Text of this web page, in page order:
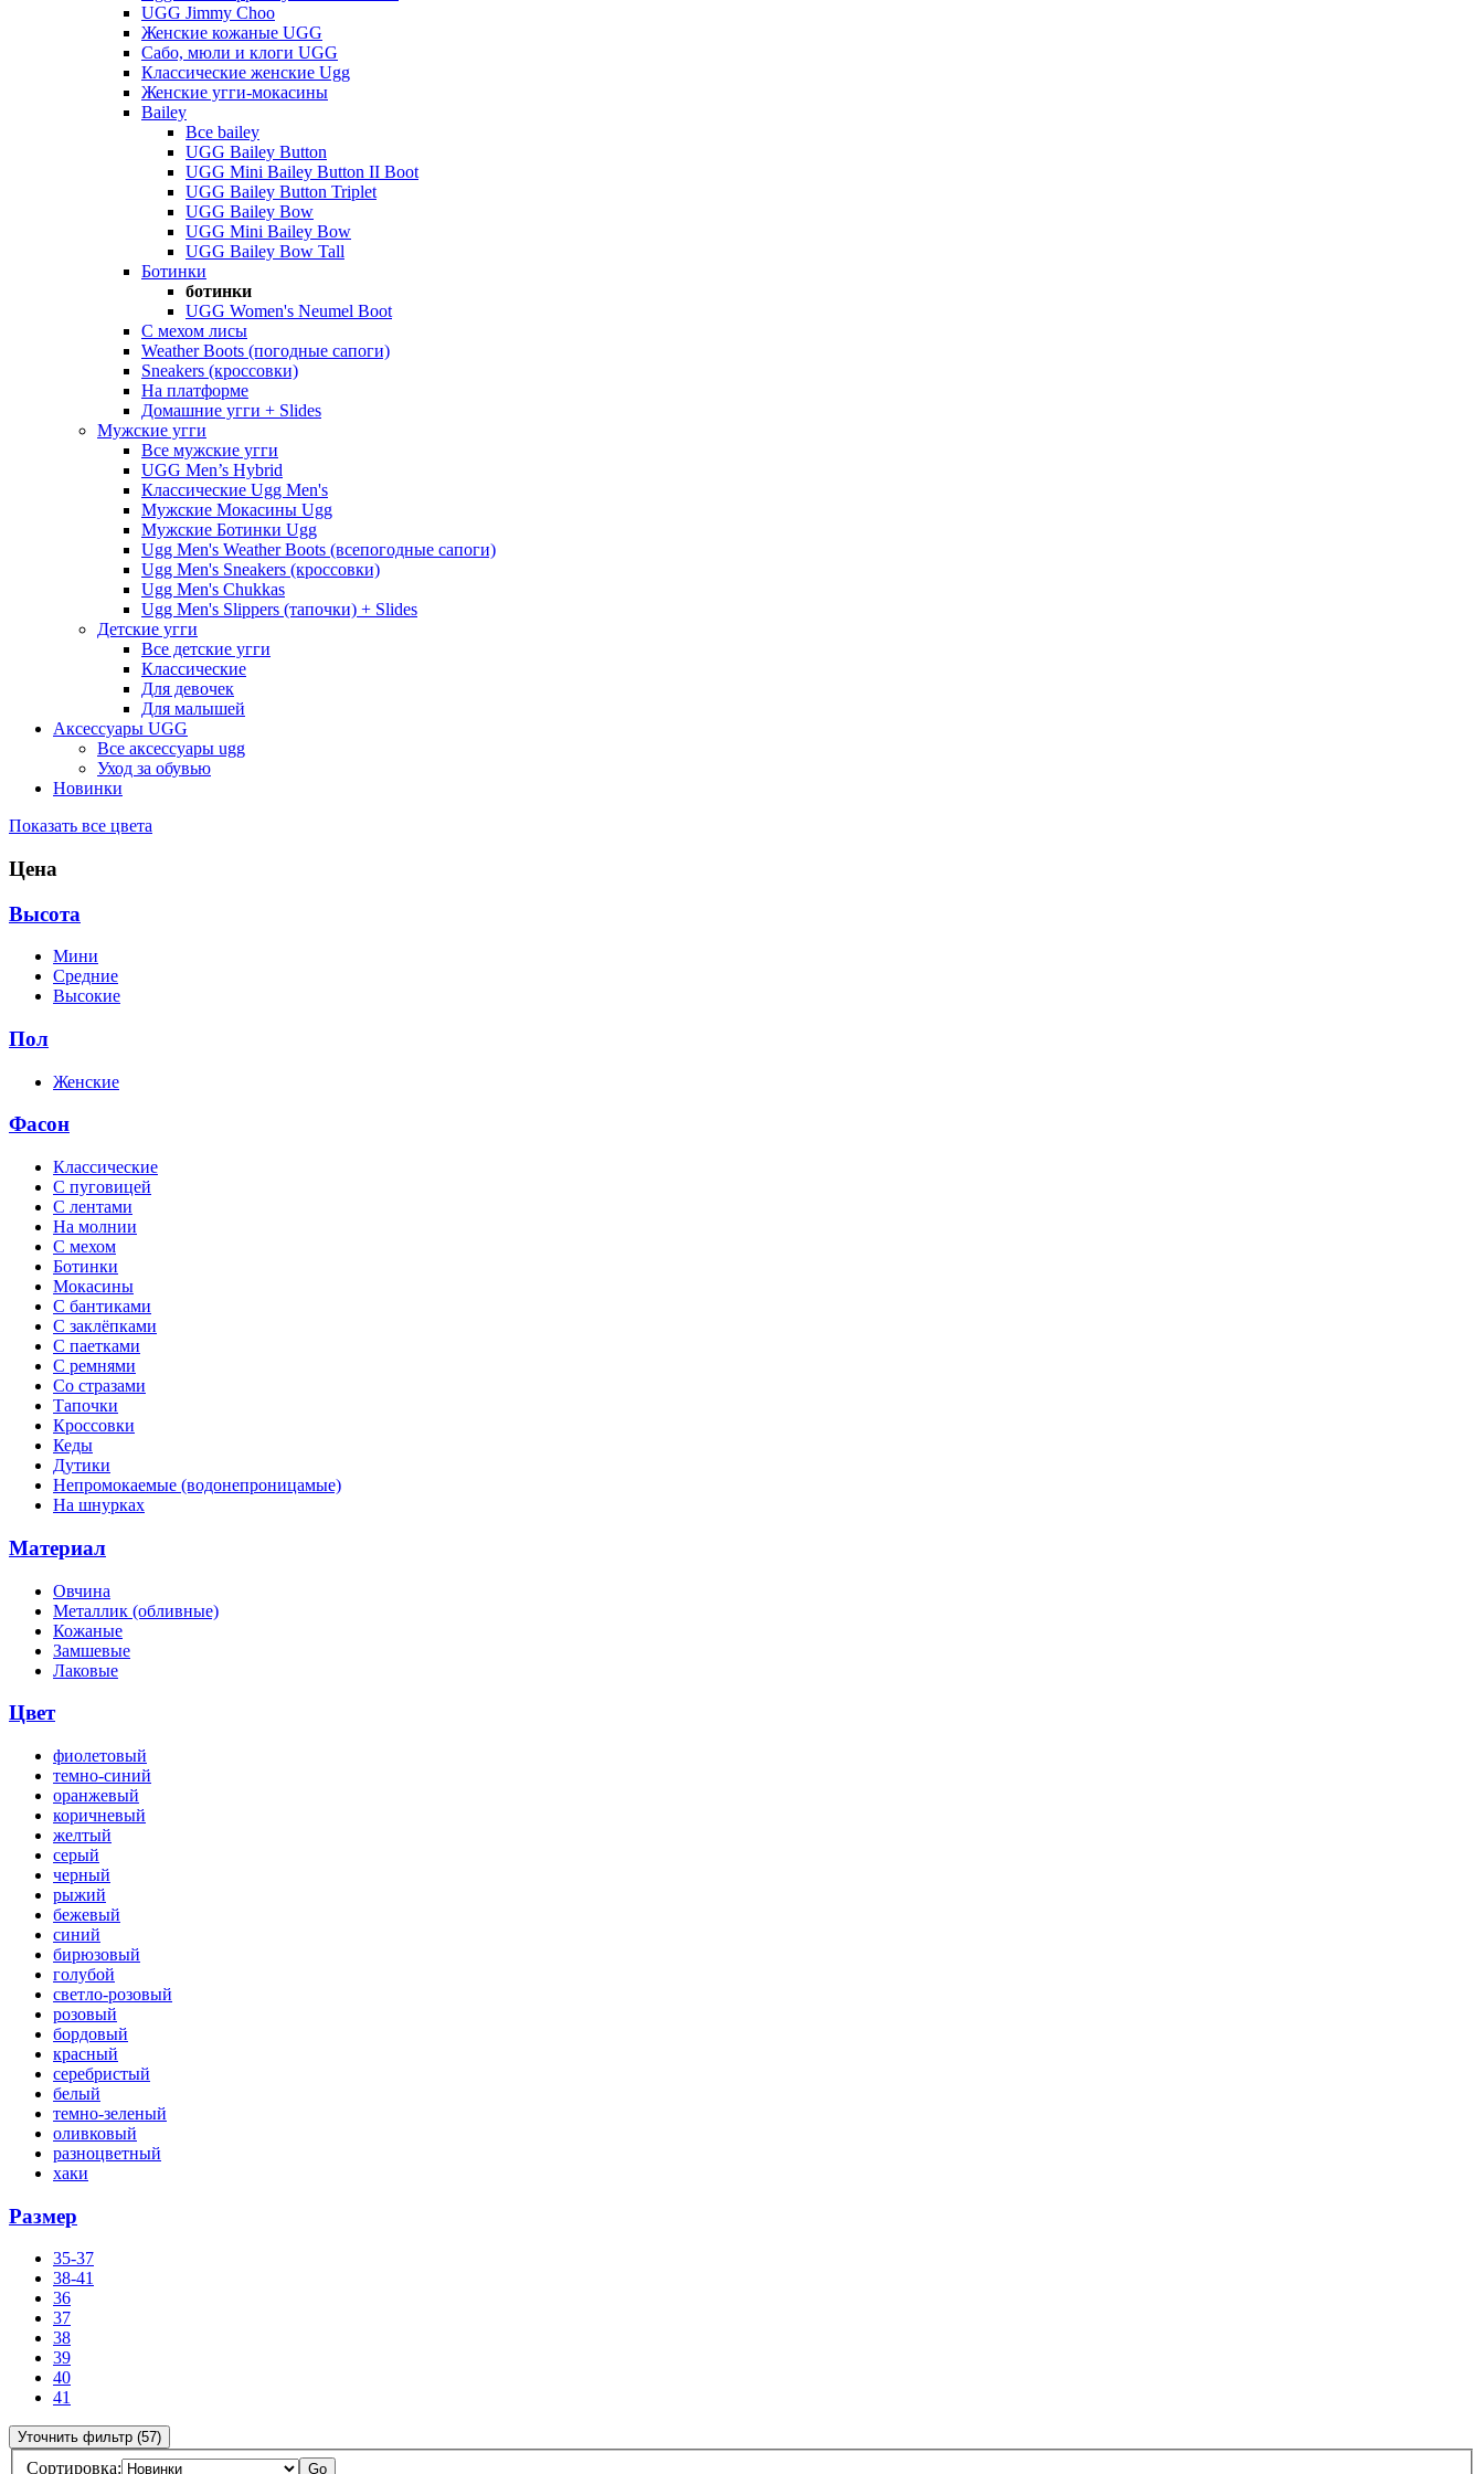
UGG Jimmy Choo
Женские кожаные UGG
Сабо, мюли и клоги UGG
Классические женские Ugg
Женские угги-мокасины
Bailey
Все bailey
UGG Bailey Button
UGG Mini Bailey Button II Boot
UGG Bailey Button Triplet
UGG Bailey Bow
UGG Mini Bailey Bow
UGG Bailey Bow Tall
Ботинки
ботинки
UGG Women's Neumel Boot
С мехом лисы
Weather Boots (погодные сапоги)
Sneakers (кроссовки)
На платформе
Домашние угги + Slides
Мужские угги
Все мужские угги
UGG Men’s Hybrid
Классические Ugg Men's
Мужские Мокасины Ugg
Мужские Ботинки Ugg
Ugg Men's Weather Boots (всепогодные сапоги)
Ugg Men's Sneakers (кроссовки)
Ugg Men's Chukkas
Ugg Men's Slippers (тапочки) + Slides
Детские угги
Все детские угги
Классические
Для девочек
Для малышей
Аксессуары UGG
Все аксессуары ugg
Уход за обувью
Новинки
Показать все цвета
Цена
Высота
Мини
Средние
Высокие
Пол
Женские
Фасон
Классические
С пуговицей
С лентами
На молнии
C мехом
Ботинки
Мокасины
С бантиками
С заклёпками
С паетками
С ремнями
Со стразами
Тапочки
Кроссовки
Кеды
Дутики
Непромокаемые (водонепроницамые)
На шнурках
Материал
Овчина
Металлик (обливные)
Кожаные
Замшевые
Лаковые
Цвет
фиолетовый
темно-синий
оранжевый
коричневый
желтый
серый
черный
рыжий
бежевый
синий
бирюзовый
голубой
светло-розовый
розовый
бордовый
красный
серебристый
белый
темно-зеленый
оливковый
разноцветный
хаки
Размер
35-37
38-41
36
37
38
39
40
41
Уточнить фильтр (57)
Сортировка: Go